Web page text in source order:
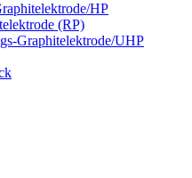
HP
(RP)
Graphitelektrode/UHP